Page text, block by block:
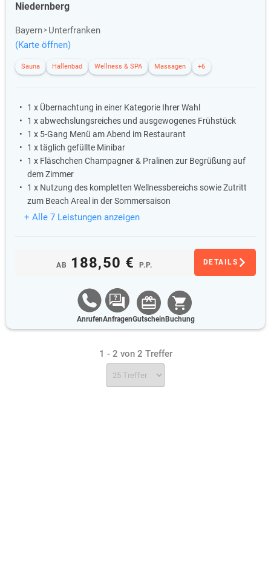
Niedernberg
Bayern
Unterfranken
(Karte öffnen)
Sauna Hallenbad Wellness & SPA Massagen +6
1 x Übernachtung in einer Kategorie Ihrer Wahl
1 x abwechslungsreiches und ausgewogenes Frühstück
1 x 5-Gang Menü am Abend im Restaurant
1 x täglich gefüllte Minibar
1 x Fläschchen Champagner & Pralinen zur Begrüßung auf
dem Zimmer
1 x Nutzung des kompletten Wellnessbereichs sowie Zutritt
zum Beach Areal in der Sommersaison
+ Alle 7 Leistungen anzeigen
AB 188,50 € P.P. DETAILS
AnrufenAnfragenGutschein Buchung
1 - 2 von 2 Treffer